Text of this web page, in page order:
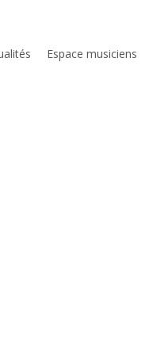
Espace musiciens